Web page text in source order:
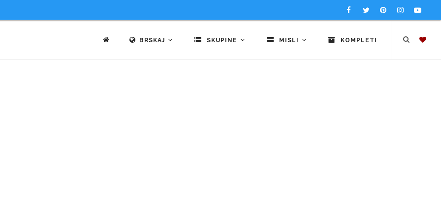
BRSKAJ SKUPINE MISLI KOMPLETI